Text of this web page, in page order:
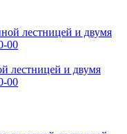
лестницей и двумя
00